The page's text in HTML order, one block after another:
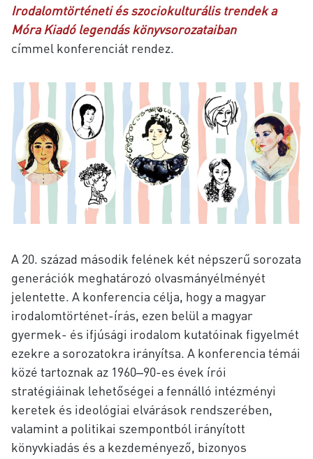
Irodalomtörténeti és szociokulturális trendek a
Móra Kiadó legendás könyvsorozataiban
címmel konferenciát rendez.
A 20. század második felének két népszerű sorozata
generációk meghatározó olvasmányélményét
jelentette. A konferencia célja, hogy a magyar
irodalomtörténet-írás, ezen belül a magyar
gyermek- és ifjúsági irodalom kutatóinak figyelmét
ezekre a sorozatokra irányítsa. A konferencia témái
közé tartoznak az 1960‒90-es évek írói
stratégiáinak lehetőségei a fennálló intézményi
keretek és ideológiai elvárások rendszerében,
valamint a politikai szempontból irányított
könyvkiadás és a kezdeményező, bizonyos